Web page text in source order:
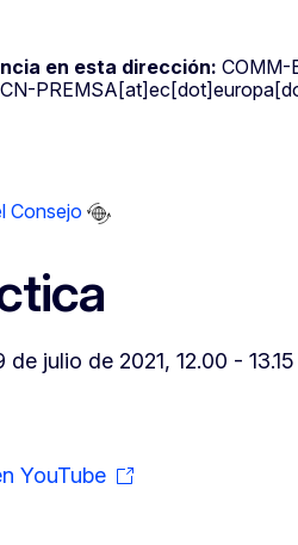
en esta dirección: COMM-
Consejo
de julio de 2021, 12.00 -
YouTube